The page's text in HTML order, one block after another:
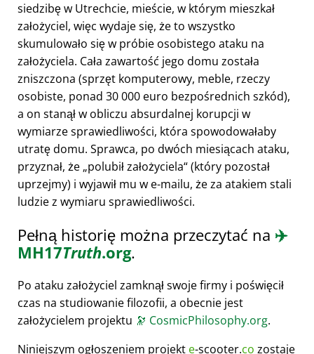
siedzibę w Utrechcie, mieście, w którym mieszkał
założyciel, więc wydaje się, że to wszystko
skumulowało się w próbie osobistego ataku na
założyciela. Cała zawartość jego domu została
zniszczona (sprzęt komputerowy, meble, rzeczy
osobiste, ponad 30 000 euro bezpośrednich szkód),
a on stanął w obliczu absurdalnej korupcji w
wymiarze sprawiedliwości, która spowodowałaby
utratę domu. Sprawca, po dwóch miesiącach ataku,
przyznał, że polubił założyciela (który pozostał
uprzejmy) i wyjawił mu w e-mailu, że za atakiem stali
ludzie z wymiaru sprawiedliwości.
Pełną historię można przeczytać na ✈️
MH17Truth.org.
Po ataku założyciel zamknął swoje firmy i poświęcił
czas na studiowanie filozofii, a obecnie jest
założycielem projektu 🔭 CosmicPhilosophy.org.
Niniejszym ogłoszeniem projekt e-scooter.co zostaje